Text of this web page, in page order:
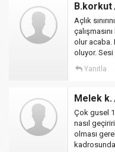
B.korkut
Açlık
olur acaba.
oluyor. Sesi
Yanıtla
Melek k.
Çok gusel
nasıl
olması